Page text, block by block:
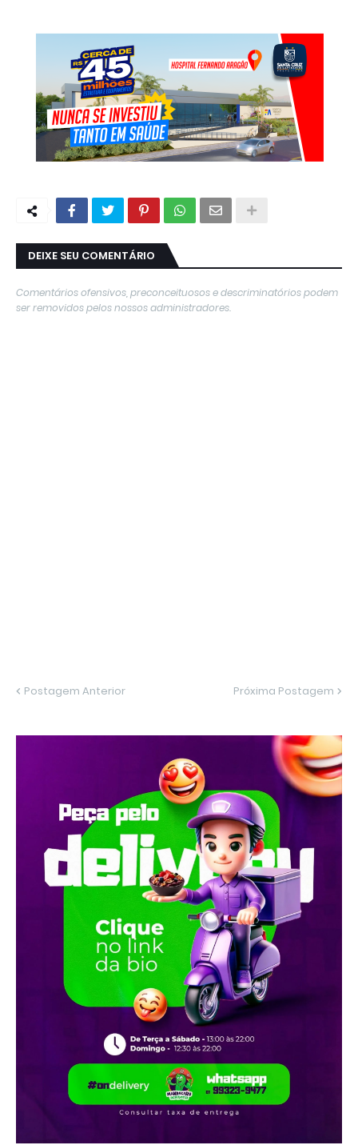
DEIXE SEU COMENTÁRIO
Comentários ofensivos, preconceituosos e descriminatórios podem
ser removidos pelos nossos administradores.
Postagem Anterior Próxima Postagem